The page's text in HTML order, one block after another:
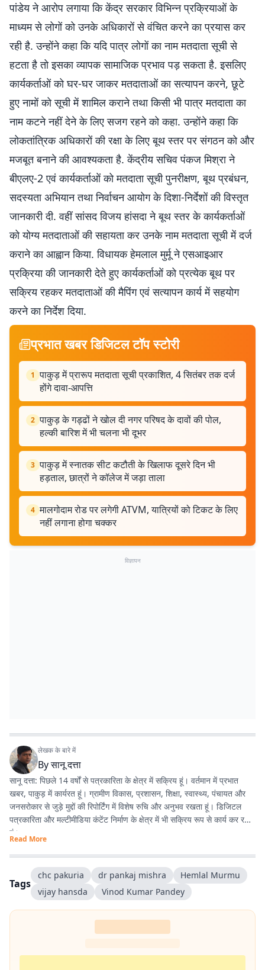
पांडेय ने आरोप लगाया कि केंद्र सरकार विभिन्न प्रक्रियाओं के
माध्यम से लोगों को उनके अधिकारों से वंचित करने का प्रयास कर
रही है. उन्होंने कहा कि यदि पात्र लोगों का नाम मतदाता सूची से
हटता है तो इसका व्यापक सामाजिक प्रभाव पड़ सकता है. इसलिए
कार्यकर्ताओं को घर-घर जाकर मतदाताओं का सत्यापन करने, छूटे
हुए नामों को सूची में शामिल कराने तथा किसी भी पात्र मतदाता का
नाम कटने नहीं देने के लिए सजग रहने को कहा. उन्होंने कहा कि
लोकतांत्रिक अधिकारों की रक्षा के लिए बूथ स्तर पर संगठन को और
मजबूत बनाने की आवश्यकता है. केंद्रीय सचिव पंकज मिश्रा ने
बीएलए-2 एवं कार्यकर्ताओं को मतदाता सूची पुनरीक्षण, बूथ प्रबंधन,
सदस्यता अभियान तथा निर्वाचन आयोग के दिशा-निर्देशों की विस्तृत
जानकारी दी. वहीं सांसद विजय हांसदा ने बूथ स्तर के कार्यकर्ताओं
को योग्य मतदाताओं की सहायता कर उनके नाम मतदाता सूची में दर्ज
कराने का आह्वान किया. विधायक हेमलाल मुर्मू ने एसआइआर
प्रक्रिया की जानकारी देते हुए कार्यकर्ताओं को प्रत्येक बूथ पर
सक्रिय रहकर मतदाताओं की मैपिंग एवं सत्यापन कार्य में सहयोग
करने का निर्देश दिया.
प्रभात खबर डिजिटल टॉप स्टोरी
1 पाकुड़ में प्रारूप मतदाता सूची प्रकाशित, 4 सितंबर तक दर्ज
होंगे दावा-आपत्ति
2 पाकुड़ के गड्ढों ने खोल दी नगर परिषद के दावों की पोल,
हल्की बारिश में भी चलना भी दूभर
3 पाकुड़ में स्नातक सीट कटौती के खिलाफ दूसरे दिन भी
हड़ताल, छात्रों ने कॉलेज में जड़ा ताला
4 मालगोदाम रोड पर लगेगी ATVM, यात्रियों को टिकट के लिए
नहीं लगाना होगा चक्कर
विज्ञापन
लेखक के बारे में
Byसानू दत्ता
सानू दत्ता: पिछले 14 वर्षों से पत्रकारिता के क्षेत्र में सक्रिय हूं। वर्तमान में प्रभात
खबर, पाकुड़ में कार्यरत हूं। ग्रामीण विकास, प्रशासन, शिक्षा, स्वास्थ्य, पंचायत और
जनसरोकार से जुड़े मुद्दों की रिपोर्टिंग में विशेष रुचि और अनुभव रखता हूं। डिजिटल
पत्रकारिता और मल्टीमीडिया कंटेंट निर्माण के क्षेत्र में भी सक्रिय रूप से कार्य कर रहा
हूं।
Read More
Tags
chc pakuria dr pankaj mishra
Hemlal Murmu
vijay hansda
Vinod Kumar Pandey